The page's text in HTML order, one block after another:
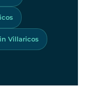
Villaricos